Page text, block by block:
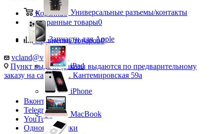
Корзина0
Избранные товары0
Сравнение товаров0
vcland@vcland.ru
Пункт выдачи (заказы выдаются по предварительному
заказу на сайте), ул. Кантемировская 59а
Вконтакте
Telegram
YouTube
Одноклассники
Универсальные разъемы/контакты
Запчасти для Apple
iPad
iPhone
MacBook